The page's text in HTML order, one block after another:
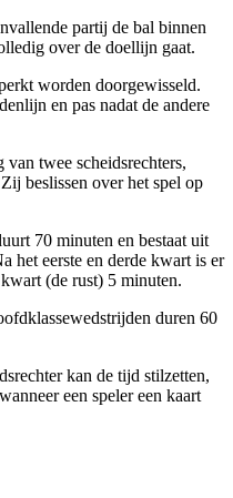
partij de bal binnen
over de doellijn gaat.
worden doorgewisseld.
en pas nadat de andere
twee scheidsrechters,
beslissen over het spel op
70 minuten en bestaat uit
het eerste en derde kwart is er
(de rust) 5 minuten.
duren 60
kan de tijd stilzetten,
een speler een kaart